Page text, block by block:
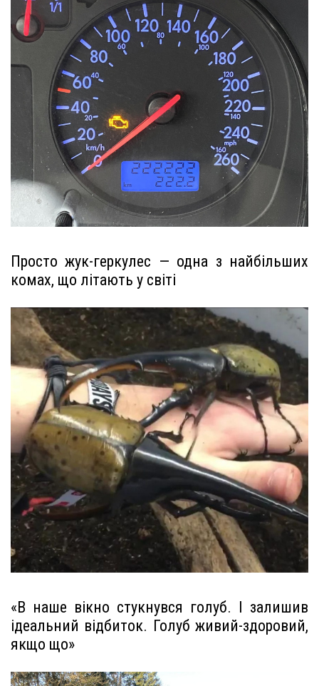
Просто жук-геркулес — одна з найбільших
комах, що літають у світі
«В наше вікно стукнувся голуб. І залишив
ідеальний відбиток. Голуб живий-здоровий,
якщо що»